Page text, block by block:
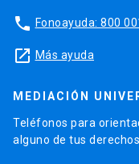
phone Fonoayuda: 800
launch Más ayuda
MEDIACIÓN
Teléfonos para
alguno de tus